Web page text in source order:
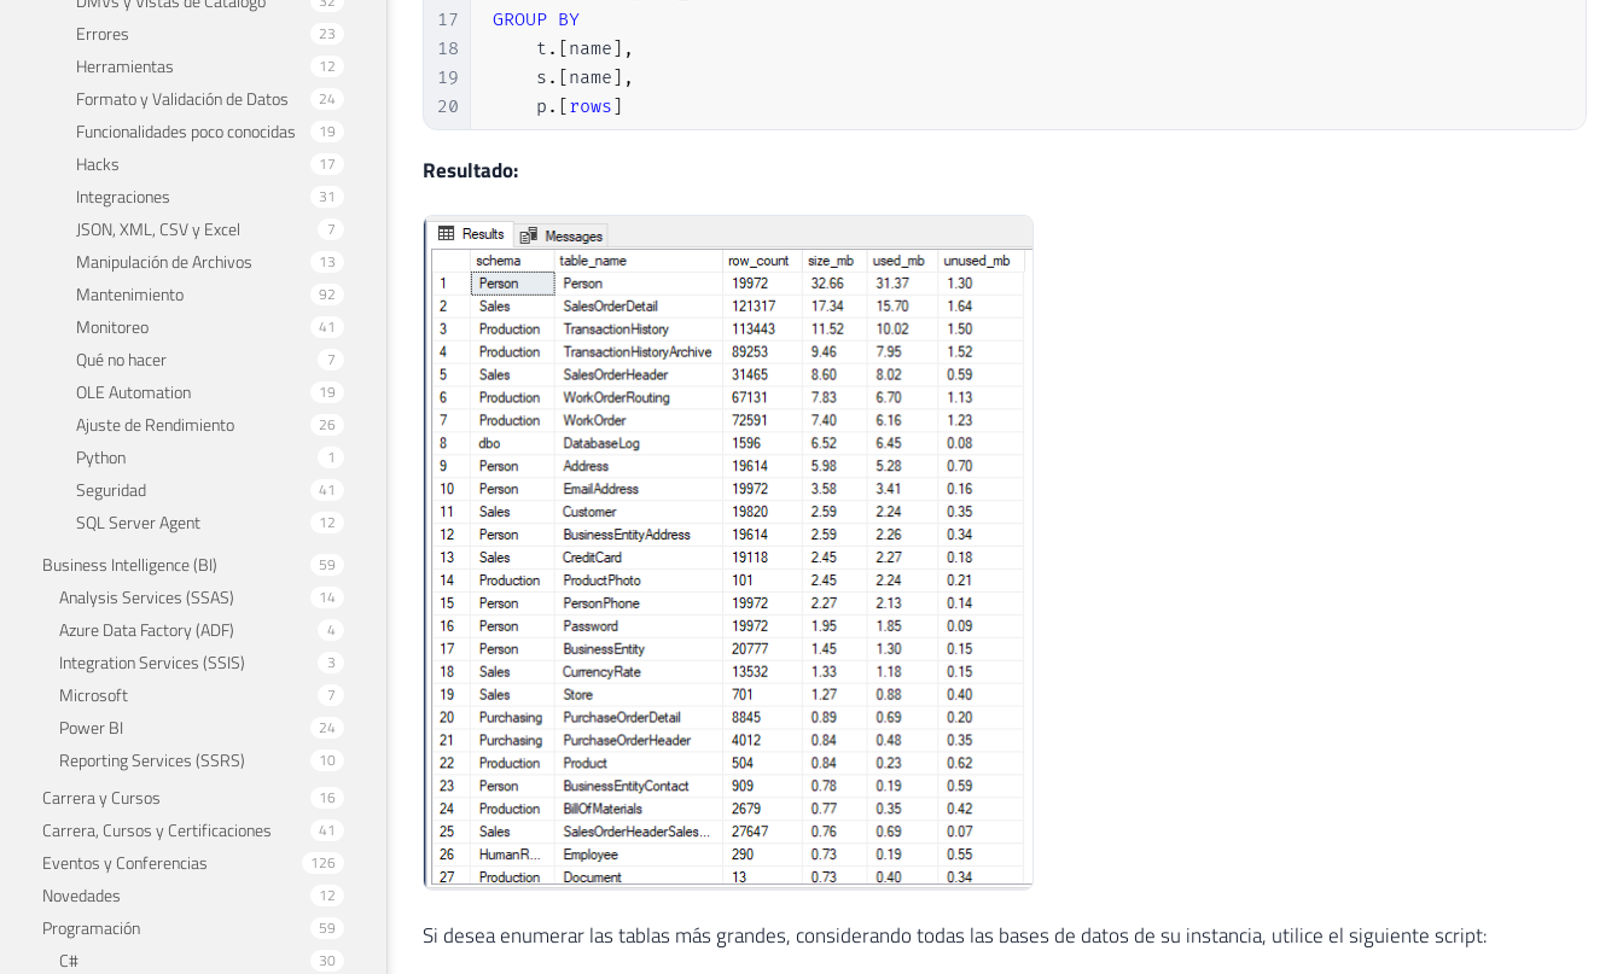
Errores 23
Herramientas 12
Formato y Validación de Datos 24
Funcionalidades poco conocidas 19
Hacks 17
Integraciones 31
JSON, XML, CSV y Excel 7
Manipulación de Archivos 13
Mantenimiento 92
Monitoreo 41
Qué no hacer 7
OLE Automation 19
Ajuste de Rendimiento 26
Python 1
Seguridad 41
SQL Server Agent 12
Business Intelligence (BI) 59
Analysis Services (SSAS) 14
Azure Data Factory (ADF) 4
Integration Services (SSIS) 3
Microsoft 7
Power BI 24
Reporting Services (SSRS) 10
Carrera y Cursos 16
Carrera, Cursos y Certificaciones 41
Eventos y Conferencias 126
Novedades 12
Programación 59
C# 30
17
18
19
20
21
22
GROUP BY
    t
. name
,
    s
. name
,
    p
. rows
ORDER BY
Resultado:
Si desea enumerar las tablas más grandes, considerando todas las bases de datos de su instancia, utilice el siguiente script: